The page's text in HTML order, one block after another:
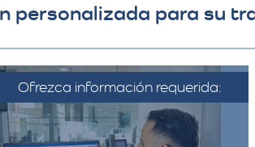
personalizada para su
Ofrezca información requerida:
Debe proporcionar información